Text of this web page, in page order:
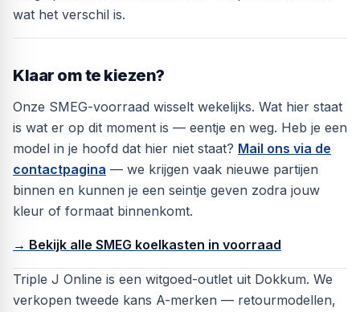
wat het verschil is.
Klaar om te kiezen?
Onze SMEG-voorraad wisselt wekelijks. Wat hier staat
is wat er op dit moment is — eentje en weg. Heb je een
model in je hoofd dat hier niet staat? Mail ons via de
contactpagina — we krijgen vaak nieuwe partijen
binnen en kunnen je een seintje geven zodra jouw
kleur of formaat binnenkomt.
→ Bekijk alle SMEG koelkasten in voorraad
Triple J Online is een witgoed-outlet uit Dokkum. We
verkopen tweede kans A-merken — retourmodellen,